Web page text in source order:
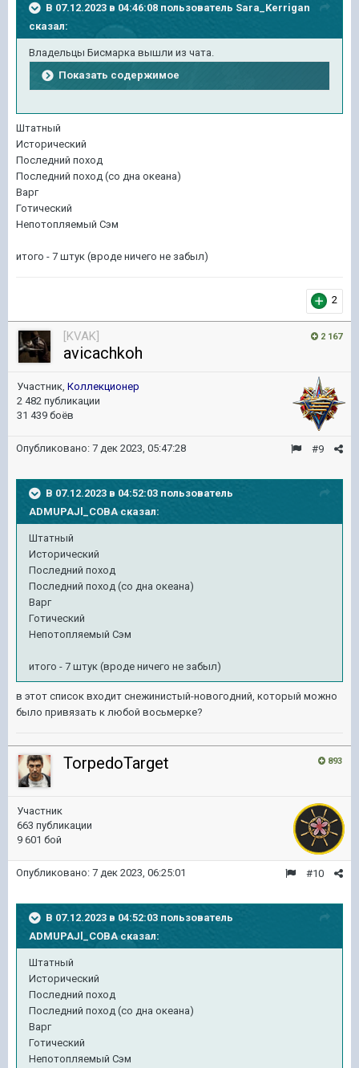
В 07.12.2023 в 04:46:08 пользователь Sara_Kerrigan
сказал:
Владельцы Бисмарка вышли из чата.
Показать содержимое
Штатный
Исторический
Последний поход
Последний поход (со дна океана)
Варг
Готический
Непотопляемый Сэм
итого - 7 штук (вроде ничего не забыл)
2
2 167
[KVAK]
avicachkoh
Участник, Коллекционер
2 482 публикации
31 439 боёв
#9
Опубликовано: 7 дек 2023, 05:47:28
В 07.12.2023 в 04:52:03 пользователь
ADMUPAJl_COBAсказал:
Штатный
Исторический
Последний поход
Последний поход (со дна океана)
Варг
Готический
Непотопляемый Сэм
итого - 7 штук (вроде ничего не забыл)
в этот список входит снежинистый-новогодний, который можно
было привязать к любой восьмерке?
893
TorpedoTarget
Участник
663 публикации
9 601 бой
#10
Опубликовано: 7 дек 2023, 06:25:01
В 07.12.2023 в 04:52:03 пользователь
ADMUPAJl_COBAсказал:
Штатный
Исторический
Последний поход
Последний поход (со дна океана)
Варг
Готический
Непотопляемый Сэм